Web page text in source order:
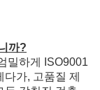
까?
밀하게 ISO9001
가, 고품질 제